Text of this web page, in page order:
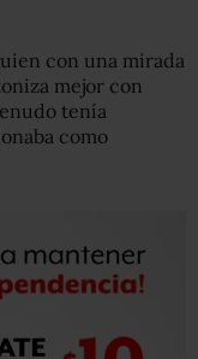
con una mirada
mejor con
tenía
como